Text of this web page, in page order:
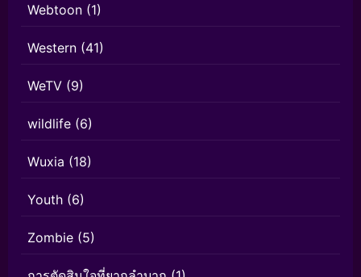
Webtoon (1)
Western (41)
WeTV (9)
wildlife (6)
Wuxia (18)
Youth (6)
Zombie (5)